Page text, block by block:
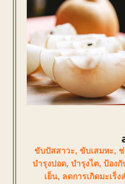
ขับปัสสาวะ, ขับเสมหะ,
บำรุงปอด, บำรุงไต, ป้องกั
เย็น, ลดการเกิดมะเร็ง